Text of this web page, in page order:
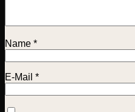
Name *
E-Mail *